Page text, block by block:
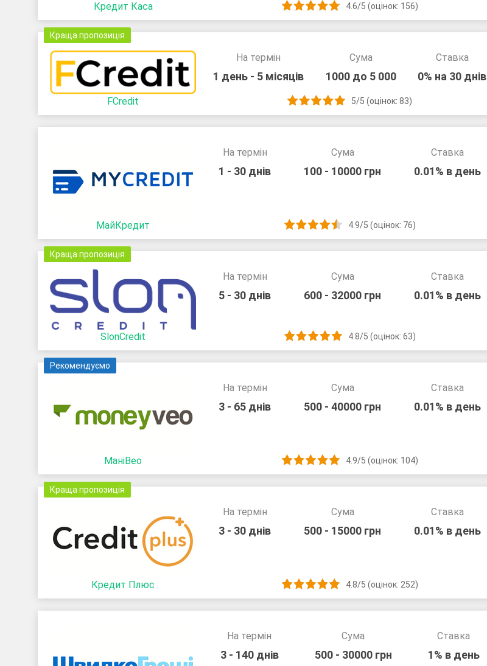
Кредит Каса 4.6/5 (оцінок: 156)
Краща пропозиція
FCredit
На термін
1 день - 5 місяців
Сума
1000 до 5 000
Ставка
0% на 30 днів
5/5 (оцінок: 83)
МайКредит
На термін
1 - 30 днів
Сума
100 - 10000 грн
Ставка
0.01% в день
4.9/5 (оцінок: 76)
Краща пропозиція
SlonCredit
На термін
5 - 30 днів
Сума
600 - 32000 грн
Ставка
0.01% в день
4.8/5 (оцінок: 63)
Рекомендуємо
МаніВео
На термін
3 - 65 днів
Сума
500 - 40000 грн
Ставка
0.01% в день
4.9/5 (оцінок: 104)
Краща пропозиція
Кредит Плюс
На термін
3 - 30 днів
Сума
500 - 15000 грн
Ставка
0.01% в день
4.8/5 (оцінок: 252)
На термін
3 - 140 днів
Сума
500 - 30000 грн
Ставка
1% в день